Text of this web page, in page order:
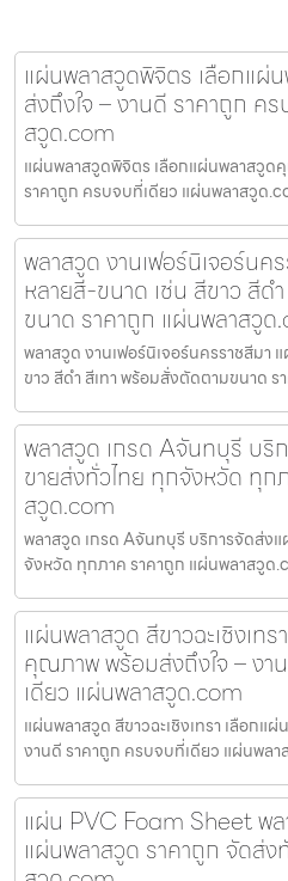
แผ่นพลาสวูดพิจิตร เลือกแ
ส่งถึงใจ – งานดี ราคาถูก ค
สวูด.com
แผ่นพลาสวูดพิจิตร เลือกแผ่นพลาสวูด
ราคาถูก ครบจบที่เดียว แผ่นพลาสวูด
พลาสวูด งานเฟอร์นิเจอร์นค
หลายสี-ขนาด เช่น สีขาว สีด
ขนาด ราคาถูก แผ่นพลาสวูด
พลาสวูด งานเฟอร์นิเจอร์นครราชสีมา
ขาว สีดำ สีเทา พร้อมสั่งตัดตามขนาด
พลาสวูด เกรด Aจันทบุรี บริ
ขายส่งทั่วไทย ทุกจังหวัด ทุก
สวูด.com
พลาสวูด เกรด Aจันทบุรี บริการจัดส่ง
จังหวัด ทุกภาค ราคาถูก แผ่นพลาสวูด
แผ่นพลาสวูด สีขาวฉะเชิงเท
คุณภาพ พร้อมส่งถึงใจ – งา
เดียว แผ่นพลาสวูด.com
แผ่นพลาสวูด สีขาวฉะเชิงเทรา เลือก
งานดี ราคาถูก ครบจบที่เดียว แผ่นพล
แผ่น PVC Foam Sheet พ
แผ่นพลาสวูด ราคาถูก จัดส่ง